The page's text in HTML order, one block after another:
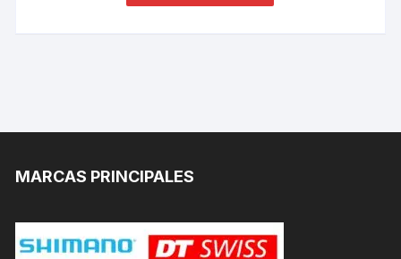
MARCAS PRINCIPALES